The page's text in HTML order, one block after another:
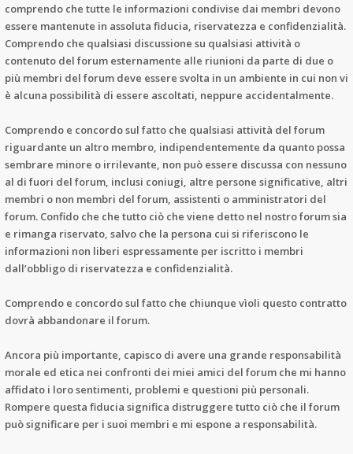
comprendo che tutte le informazioni condivise dai membri devono
essere mantenute in assoluta fiducia, riservatezza e confidenzialità.
Comprendo che qualsiasi discussione su qualsiasi attività o
contenuto del forum esternamente alle riunioni da parte di due o
più membri del forum deve essere svolta in un ambiente in cui non vi
è alcuna possibilità di essere ascoltati, neppure accidentalmente.
Comprendo e concordo sul fatto che qualsiasi attività del forum
riguardante un altro membro, indipendentemente da quanto possa
sembrare minore o irrilevante, non può essere discussa con nessuno
al di fuori del forum, inclusi coniugi, altre persone significative, altri
membri o non membri del forum, assistenti o amministratori del
forum. Confido che che tutto ciò che viene detto nel nostro forum sia
e rimanga riservato, salvo che la persona cui si riferiscono le
informazioni non liberi espressamente per iscritto i membri
dall’obbligo di riservatezza e confidenzialità.
Comprendo e concordo sul fatto che chiunque vìoli questo contratto
dovrà abbandonare il forum.
Ancora più importante, capisco di avere una grande responsabilità
morale ed etica nei confronti dei miei amici del forum che mi hanno
affidato i loro sentimenti, problemi e questioni più personali.
Rompere questa fiducia significa distruggere tutto ciò che il forum
può significare per i suoi membri e mi espone a responsabilità.